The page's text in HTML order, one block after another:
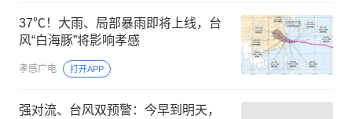
37℃！大雨、局部暴雨即将上线，台
风“白海豚”将影响孝感
孝感广电 打开APP
强对流、台风双预警：今早到明天，